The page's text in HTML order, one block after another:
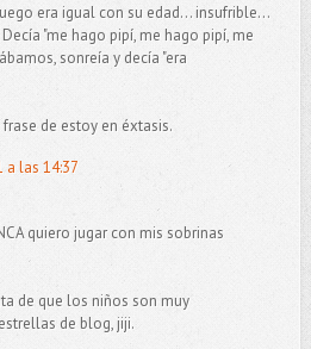
era igual con su edad... insufrible...
"me hago pipí, me hago pipí, me
sonreía y decía "era
de estoy en éxtasis.
a las 14:37
quiero jugar con mis sobrinas
de que los niños son muy
de blog, jiji.